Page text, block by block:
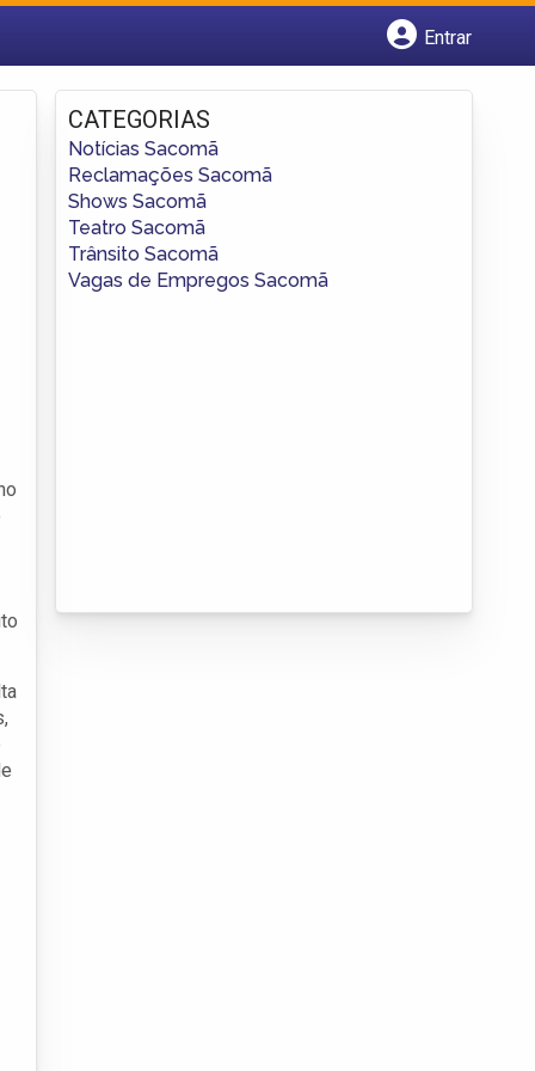
Entrar
Fazer login
Criar conta
CATEGORIAS
Notícias Sacomã
Reclamações Sacomã
Shows Sacomã
Teatro Sacomã
Trânsito Sacomã
Vagas de Empregos Sacomã